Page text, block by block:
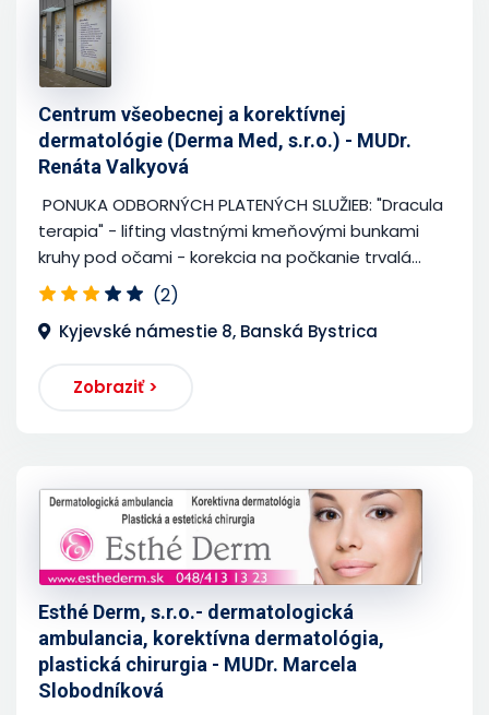
Centrum všeobecnej a korektívnej
dermatológie (Derma Med, s.r.o.) - MUDr.
Renáta Valkyová
PONUKA ODBORNÝCH PLATENÝCH SLUŽIEB: "Dracula
terapia" - lifting vlastnými kmeňovými bunkami
kruhy pod očami - korekcia na počkanie trvalá...
(2)
Kyjevské námestie 8, Banská Bystrica
Zobraziť >
Esthé Derm, s.r.o.- dermatologická
ambulancia, korektívna dermatológia,
plastická chirurgia - MUDr. Marcela
Slobodníková